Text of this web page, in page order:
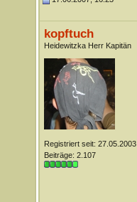
kopftuch
Heidewitzka Herr Kapitän
Registriert seit: 27.05.2003
Beiträge: 2.107